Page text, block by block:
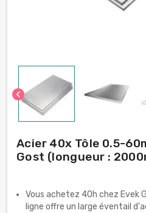
chevron_left
Acier 40x Tôle 0.5-
Gost (longueur :
Vous achetez 40h chez Evek
ligne offre un large éventail